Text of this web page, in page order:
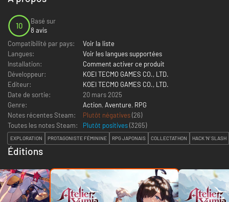
10
Basé sur
8 avis
Compatibilité par pays:
Voir la liste
Langues:
Voir les langues supportées
Installation:
Comment activer ce produit
Développeur:
KOEI TECMO GAMES CO., LTD.
Editeur:
KOEI TECMO GAMES CO., LTD.
Date de sortie:
20 mars 2025
Genre:
Action, Aventure, RPG
Notes récentes Steam:
Plutôt négatives(26)
Toutes les notes Steam:
Plutôt positives(3265)
EXPLORATION PROTAGONISTE FÉMININE RPG JAPONAIS COLLECTATHON HACK 'N' SLASH
Éditions